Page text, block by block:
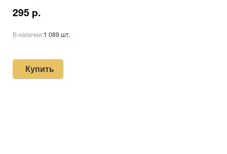
295 р.
В наличии:1 089 шт.
Купить